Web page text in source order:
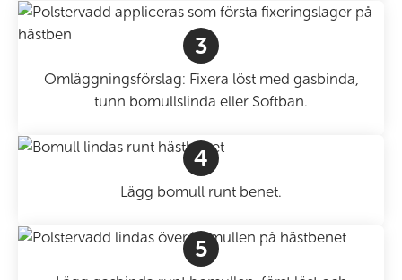
3
Omläggningsförslag: Fixera löst med gasbinda,
tunn bomullslinda eller Softban.
4
Lägg bomull runt benet.
5